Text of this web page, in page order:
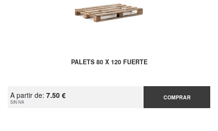
PALETS 80 X 120 FUERTE
A partir de: 7.50 €
SIN IVA
COMPRAR